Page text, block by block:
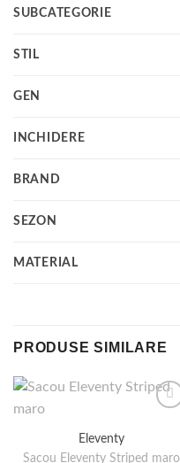
SUBCATEGORIE
STIL
GEN
INCHIDERE
BRAND
SEZON
MATERIAL
PRODUSE SIMILARE
Eleventy
Sacou Eleventy Striped maro